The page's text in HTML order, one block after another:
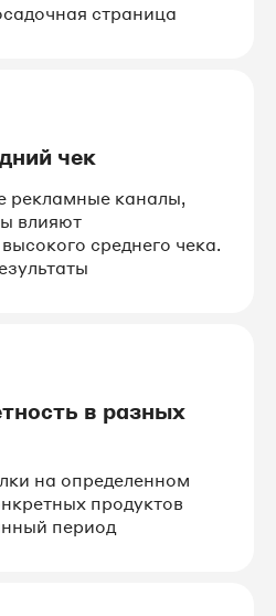
страница
чек
рекламные каналы,
влияют
среднего чека.
в разных
на определенном
продуктов
период